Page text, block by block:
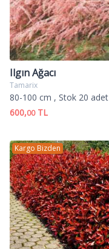
Ilgın Ağacı
Tamarix
80-100 cm , Stok 20 adet
600,00TL
Kargo Bizden